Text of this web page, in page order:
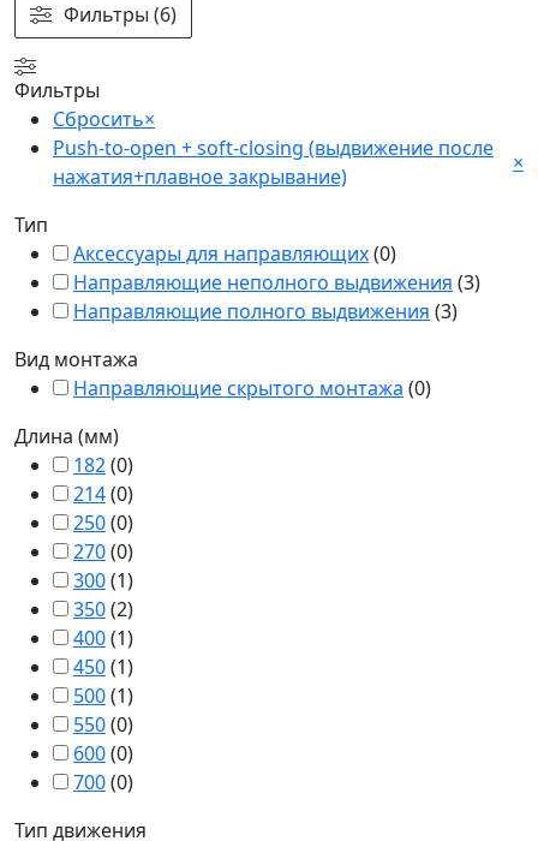
Фильтры (6)
Фильтры
Сбросить×
Push-to-open + soft-closing (выдвижение после
нажатия+плавное закрывание)
×
Тип
Аксессуары для направляющих(0)
Направляющие неполного выдвижения (3)
Направляющие полного выдвижения (3)
Вид монтажа
Направляющие скрытого монтажа (0)
Длина (мм)
182(0)
214(0)
250(0)
270(0)
300(1)
350(2)
400(1)
450(1)
500(1)
550(0)
600(0)
700(0)
Тип движения